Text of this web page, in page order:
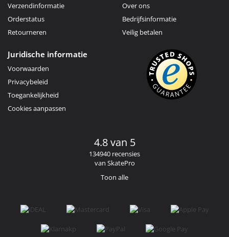
Verzendinformatie
Orderstatus
Retourneren
Over ons
Bedrijfsinformatie
Veilig betalen
Juridische informatie
Voorwaarden
Privacybeleid
Toegankelijkheid
Cookies aanpassen
4.8 van 5
134940 recensies
van SkatePro
Toon alle